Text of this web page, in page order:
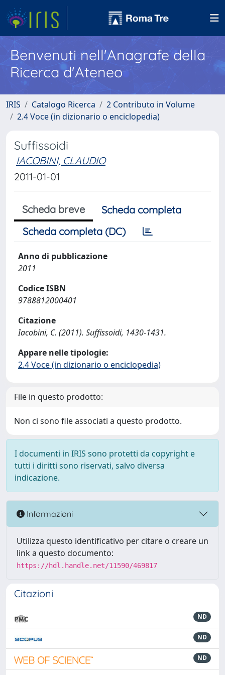
Benvenuti nell'Anagrafe della
Ricerca d'Ateneo
IRIS Catalogo Ricerca
2 Contributo in Volume
2.4 Voce (in dizionario o enciclopedia)
Suffissoidi
IACOBINI, CLAUDIO
2011-01-01
Scheda breve
Scheda completa
Scheda completa (DC)
Anno di pubblicazione
2011
Codice ISBN
9788812000401
Citazione
Iacobini, C. (2011). Suffissoidi, 1430-1431.
Appare nelle tipologie:
2.4 Voce (in dizionario o enciclopedia)
File in questo prodotto:
Non ci sono file associati a questo prodotto.
I documenti in IRIS sono protetti da copyright e
tutti i diritti sono riservati, salvo diversa
indicazione.
Informazioni
Utilizza questo identificativo per citare o creare un
link a questo documento:
https://hdl.handle.net/11590/469817
Citazioni
ND
ND
ND